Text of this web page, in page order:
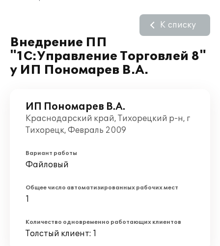
Внедрение ПП
"1С:Управление Торговлей 8"
у ИП Пономарев В.А.
К списку
ИП Пономарев В.А.
Краснодарский край, Тихорецкий р-н, г
Тихорецк, Февраль 2009
Вариант работы
Файловый
Общее число автоматизированных рабочих мест
1
Количество одновременно работающих клиентов
Толстый клиент: 1